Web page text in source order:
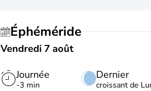
Éphéméride
Vendredi 7 août
Journée
-3 min
Dernier
croissant de